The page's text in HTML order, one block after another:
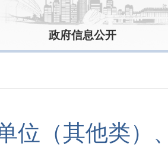
政府信息公开
位（其他类）